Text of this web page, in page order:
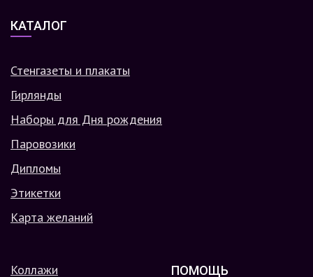
КАТАЛОГ
Стенгазеты и плакаты
Гирлянды
Наборы для Дня рождения
Паровозики
Дипломы
Этикетки
Карта желаний
Коллажи
ПОМОЩЬ